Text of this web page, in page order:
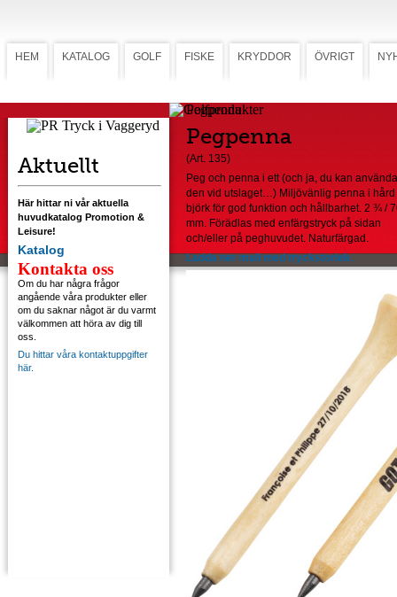
HEM KATALOG GOLF FISKE KRYDDOR ÖVRIGT
Aktuellt
Här hittar ni vår aktuella
huvudkatalog Promotion &
Leisure!
Katalog
Kontakta oss
Om du har några frågor
angående våra produkter eller
om du saknar något är du varmt
välkommen att höra av dig till
oss.
Du hittar våra kontaktuppgifter
här.
Pegpenna
Pegpenna
(Art. 135)
Peg och penna i ett (och ja, du kan använda
den vid utslaget…) Miljövänlig penna i hård
björk för god funktion och hållbarhet. 2 ¾ /
mm. Förädlas med enfärgstryck på sidan
och/eller på peghuvudet. Naturfärgad.
Ladda ner mall med tryckstorlek.